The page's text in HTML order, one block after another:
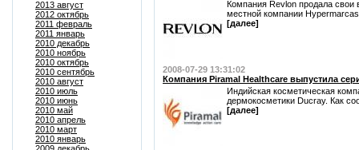
2013 август
2012 октябрь
2011 февраль
2011 январь
2010 декабрь
2010 ноябрь
2010 октябрь
2010 сентябрь
2010 август
2010 июль
2010 июнь
2010 май
2010 апрель
2010 март
2010 январь
Компания Revlon продала свои
местной компании
[далее]
2008-07-29 13:31:02
Компания Piramal Healthcare выпустила
Индийская косметическая
дермокосметики Ducray. Как
[далее]